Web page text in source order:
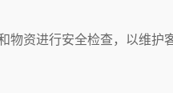
物资进行安全检查，以维